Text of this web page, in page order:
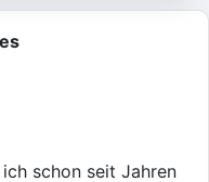
schon seit Jahren